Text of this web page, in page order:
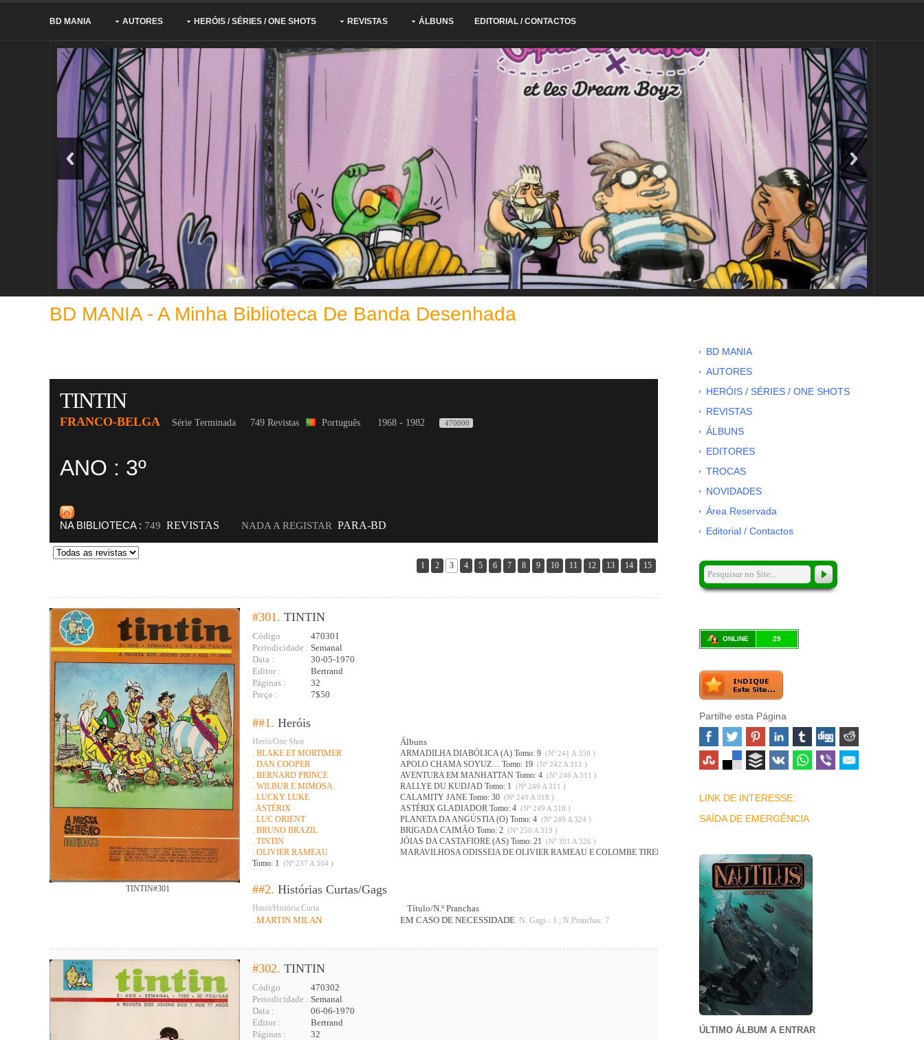
BD MANIA AUTORES HERÓIS / SÉRIES / ONE SHOTS REVISTAS ÁLBUNS EDITORIAL / CONTACTOS
BD MANIA - A Minha Biblioteca De Banda Desenhada
TINTIN
FRANCO-BELGA Série Terminada 749 Revistas Português 1968 - 1982 470000
ANO : 3º
NA BIBLIOTECA : 749 REVISTAS NADA A REGISTAR PARA-BD
1 2 3 4 5 6 7 8 9 10 11 12 13 14 15
TINTIN#301
#301. TINTIN
Código
470301
Periodicidade : Semanal
Data :
30-05-1970
Editor :
Bertrand
Páginas :
32
Preço :
7$50
##1. Heróis
Herói/One Shot Álbuns
. BLAKE ET MORTIMER ARMADILHA DIABÓLICA (A) Tomo: 9 (Nº 241 A 350 )
. DAN COOPER APOLO CHAMA SOYUZ… Tomo: 19 (Nº 242 A 311 )
. BERNARD PRINCE AVENTURA EM MANHATTAN Tomo: 4 (Nº 246 A 311 )
. WILBUR E MIMOSA RALLYE DU KUDJAD Tomo: 1 (Nº 249 A 311 )
. LUCKY LUKE CALAMITY JANE Tomo: 30 (Nº 249 A 318 )
. ASTÉRIX ASTÉRIX GLADIADOR Tomo: 4 (Nº 249 A 318 )
. LUC ORIENT PLANETA DA ANGÚSTIA (O) Tomo: 4 (Nº 249 A 324 )
. BRUNO BRAZIL BRIGADA CAIMÃO Tomo: 2 (Nº 250 A 319 )
. TINTIN JÓIAS DA CASTAFIORE (AS) Tomo: 21 (Nº 301 A 326 )
. OLIVIER RAMEAU
MARAVILHOSA ODISSEIA DE OLIVIER RAMEAU E COLOMBE TIREDAILE
Tomo: 1 (Nº 237 A 304 )
##2. Histórias Curtas/Gags
Herói/História Curta
Título/N.º Pranchas
. MARTIN MILAN
EM CASO DE NECESSIDADE N. Gags : 1 ; N.Pranchas: 7
#302. TINTIN
Código
470302
Periodicidade : Semanal
Data :
06-06-1970
Editor :
Bertrand
Páginas :
32
BD MANIA
AUTORES
HERÓIS / SÉRIES / ONE SHOTS
REVISTAS
ÁLBUNS
EDITORES
TROCAS
NOVIDADES
Área Reservada
Editorial / Contactos
ONLINE 29
Partilhe esta Página
LINK DE INTERESSE:
SAÍDA DE EMERGÊNCIA
ÚLTIMO ÁLBUM A ENTRAR